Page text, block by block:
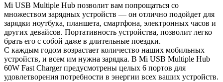
Mi USB Multiple Hub позволит вам попрощаться со
множеством зарядных устройств — он отлично подойдет для
зарядки ноутбука, планшета, смартфона, электронных часов и
других девайсов. Портативность устройства, позволит легко
брать его с собой даже в длительные поездки.
С каждым годом возрастает количество наших мобильных
устройств, и всем им нужна зарядка. В Mi USB Multiple Hub
60W Fast Charger предусмотрены целых 6 портов для
удовлетворения потребности в энергии всех ваших устройств.